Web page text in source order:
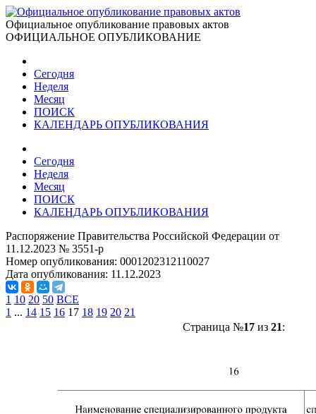
Официальное опубликование правовых актов
ОФИЦИАЛЬНОЕ ОПУБЛИКОВАНИЕ
Сегодня
Неделя
Месяц
ПОИСК
КАЛЕНДАРЬ ОПУБЛИКОВАНИЯ
Сегодня
Неделя
Месяц
ПОИСК
КАЛЕНДАРЬ ОПУБЛИКОВАНИЯ
Распоряжение Правительства Российской Федерации от
11.12.2023 № 3551-р
Номер опубликования: 0001202312110027
Дата опубликования: 11.12.2023
1 10 20 50 ВСЕ
1 ... 14 15 16 17 18 19 20 21
Страница №17из 21: